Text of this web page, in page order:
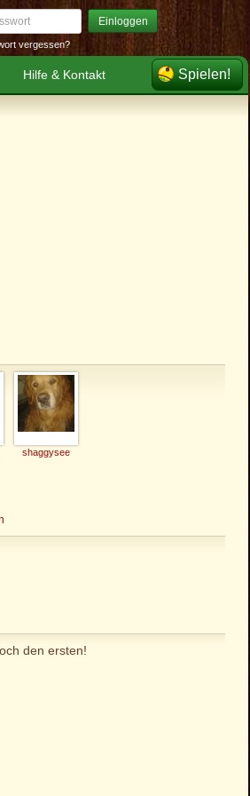
Einloggen
vergessen?
Hilfe & Kontakt Spielen!
shaggysee
den ersten!